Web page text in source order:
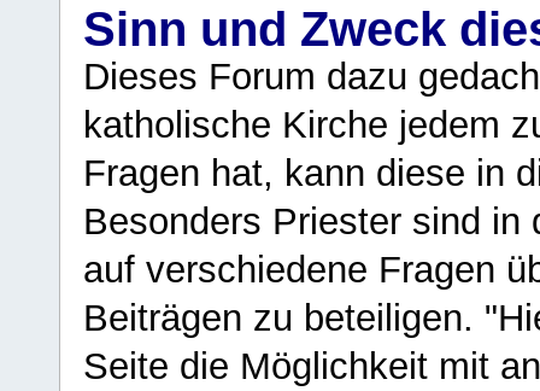
Sinn und Zweck
Dieses Forum dazu
katholische Kirche jedem
Fragen hat, kann diese in
Besonders Priester sind in
auf verschiedene Fragen
Beiträgen zu beteiligen.
Seite die Möglichkeit mit